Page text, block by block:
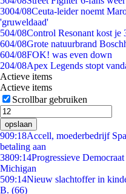
3004/08Ceuta-leider noemt
'gruweldaad'
504/08Control Resonant kost je
604/08Grote natuurbrand
604/08FOK! was even down
204/08Apex Legends stopt
Actieve items
Actieve items
Scrollbar gebruiken
opslaan
909:18Accell, moederbedrijf
betaling aan
3809:14Progressieve
Michigan
509:14Nieuw slachtoffer in
B. (66)